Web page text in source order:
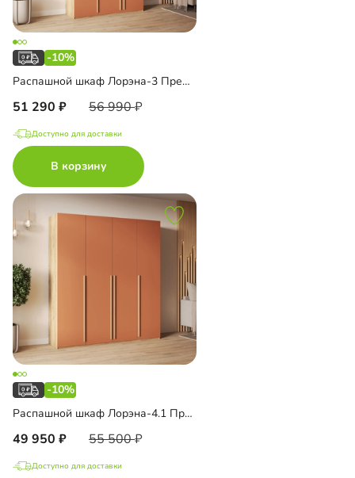
-10%
Распашной шкаф Лорэна-3 Премиум Эко с антресолью
51 290 56 990
Доступно для доставки
В корзину
-10%
Распашной шкаф Лорэна-4.1 Премиум Эко
49 950 55 500
Доступно для доставки